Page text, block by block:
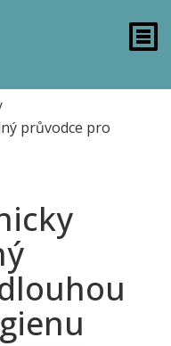
průvodce pro